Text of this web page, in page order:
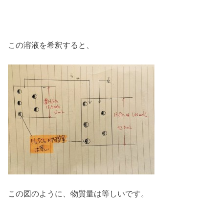
この溶液を希釈すると、
この図のように、物質量は等しいです。